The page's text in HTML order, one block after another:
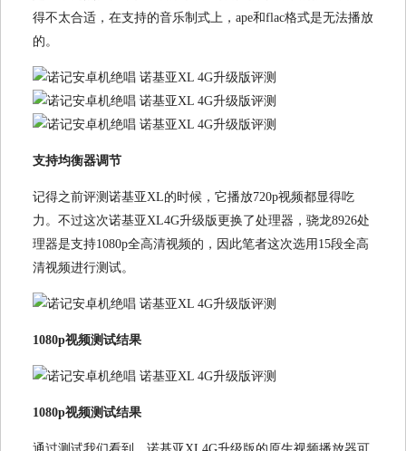
得不太合适，在支持的音乐制式上，ape和flac格式是无法播放
的。
支持均衡器调节
记得之前评测诺基亚XL的时候，它播放720p视频都显得吃
力。不过这次诺基亚XL4G升级版更换了处理器，骁龙8926处
理器是支持1080p全高清视频的，因此笔者这次选用15段全高
清视频进行测试。
1080p视频测试结果
1080p视频测试结果